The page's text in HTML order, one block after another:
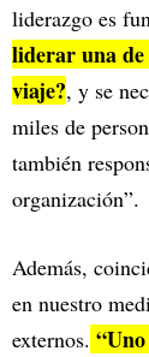
liderazgo es
liderar una de
viaje?, y se
miles de
también
organización”.
Además,
en nuestro
externos.